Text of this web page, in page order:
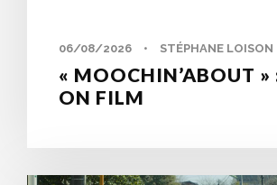
06/08/2026 • STÉPHANE LOISON
« MOOCHIN’ABOUT »
ON FILM